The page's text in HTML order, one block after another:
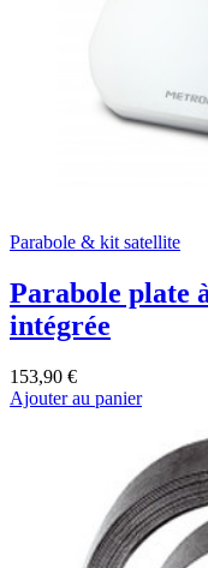
Parabole & kit satellite
Parabole plate
intégrée
153,90 €
Ajouter au panier